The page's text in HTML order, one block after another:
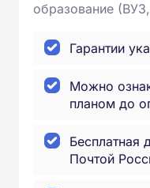
образование
Гарантии
Можно
планом до
Бесплатная
Почтой